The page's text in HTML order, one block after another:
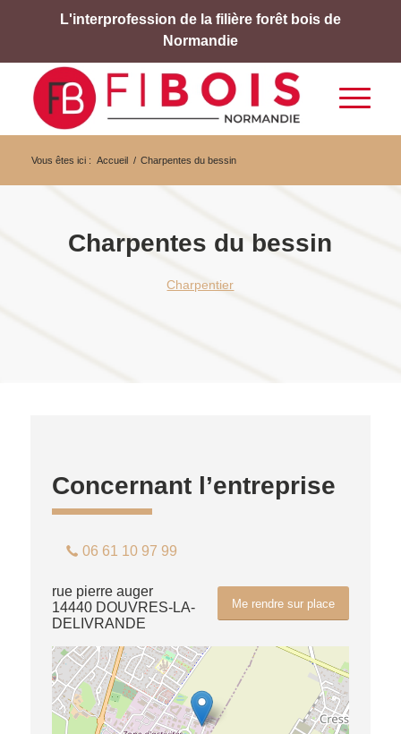
L'interprofession de la filière forêt bois de
Normandie
Vous êtes ici : Accueil / Charpentes du bessin
Charpentes du bessin
Charpentier
Concernant l’entreprise
06 61 10 97 99
Me rendre sur place
rue pierre auger
14440 DOUVRES-LA-
DELIVRANDE